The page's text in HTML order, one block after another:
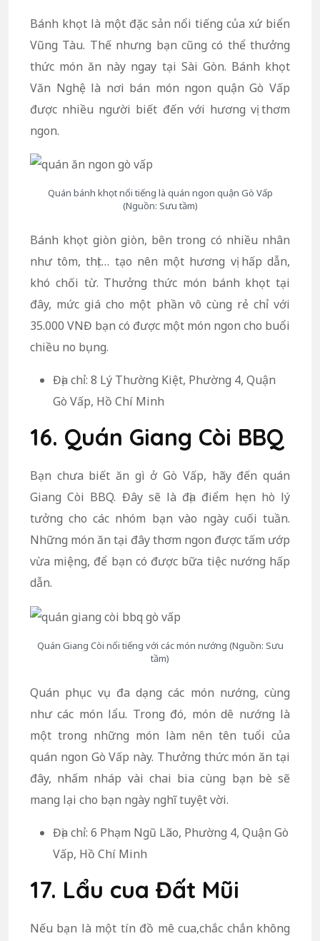
Bánh khọt là một đặc sản nổi tiếng của xứ biển
Vũng Tàu. Thế nhưng bạn cũng có thể thưởng
thức món ăn này ngay tại Sài Gòn. Bánh khọt
Văn Nghệ là nơi bán món ngon quận Gò Vấp
được nhiều người biết đến với hương vị thơm
ngon.
Quán bánh khọt nổi tiếng là quán ngon quận Gò Vấp
(Nguồn: Sưu tầm)
Bánh khọt giòn giòn, bên trong có nhiều nhân
như tôm, thịt… tạo nên một hương vị hấp dẫn,
khó chối từ. Thưởng thức món bánh khọt tại
đây, mức giá cho một phần vô cùng rẻ chỉ với
35.000 VNĐ bạn có được một món ngon cho buổi
chiều no bụng.
Địa chỉ: 8 Lý Thường Kiệt, Phường 4, Quận
Gò Vấp, Hồ Chí Minh
16. Quán Giang Còi BBQ
Bạn chưa biết ăn gì ở Gò Vấp, hãy đến quán
Giang Còi BBQ. Đây sẽ là địa điểm hẹn hò lý
tưởng cho các nhóm bạn vào ngày cuối tuần.
Những món ăn tại đây thơm ngon được tấm ướp
vừa miệng, để bạn có được bữa tiệc nướng hấp
dẫn.
Quán Giang Còi nổi tiếng với các món nướng (Nguồn: Sưu
tầm)
Quán phục vụ đa dạng các món nướng, cùng
như các món lẩu. Trong đó, món dê nướng là
một trong những món làm nên tên tuổi của
quán ngon Gò Vấp này. Thưởng thức món ăn tại
đây, nhấm nháp vài chai bia cùng bạn bè sẽ
mang lại cho bạn ngày nghĩ tuyệt vời.
Địa chỉ: 6 Phạm Ngũ Lão, Phường 4, Quận Gò
Vấp, Hồ Chí Minh
17. Lẩu cua Đất Mũi
Nếu bạn là một tín đồ mê cua,chắc chắn không